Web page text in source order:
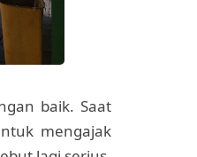
baik. Saat
mengajak